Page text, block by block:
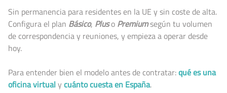
Sin permanencia para residentes en la UE y sin coste de alta.
Configura el plan Básico, Pluso Premiumsegún tu volumen
de correspondencia y reuniones, y empieza a operar desde
hoy.
Para entender bien el modelo antes de contratar:qué es una
oficina virtual ycuánto cuesta en España.